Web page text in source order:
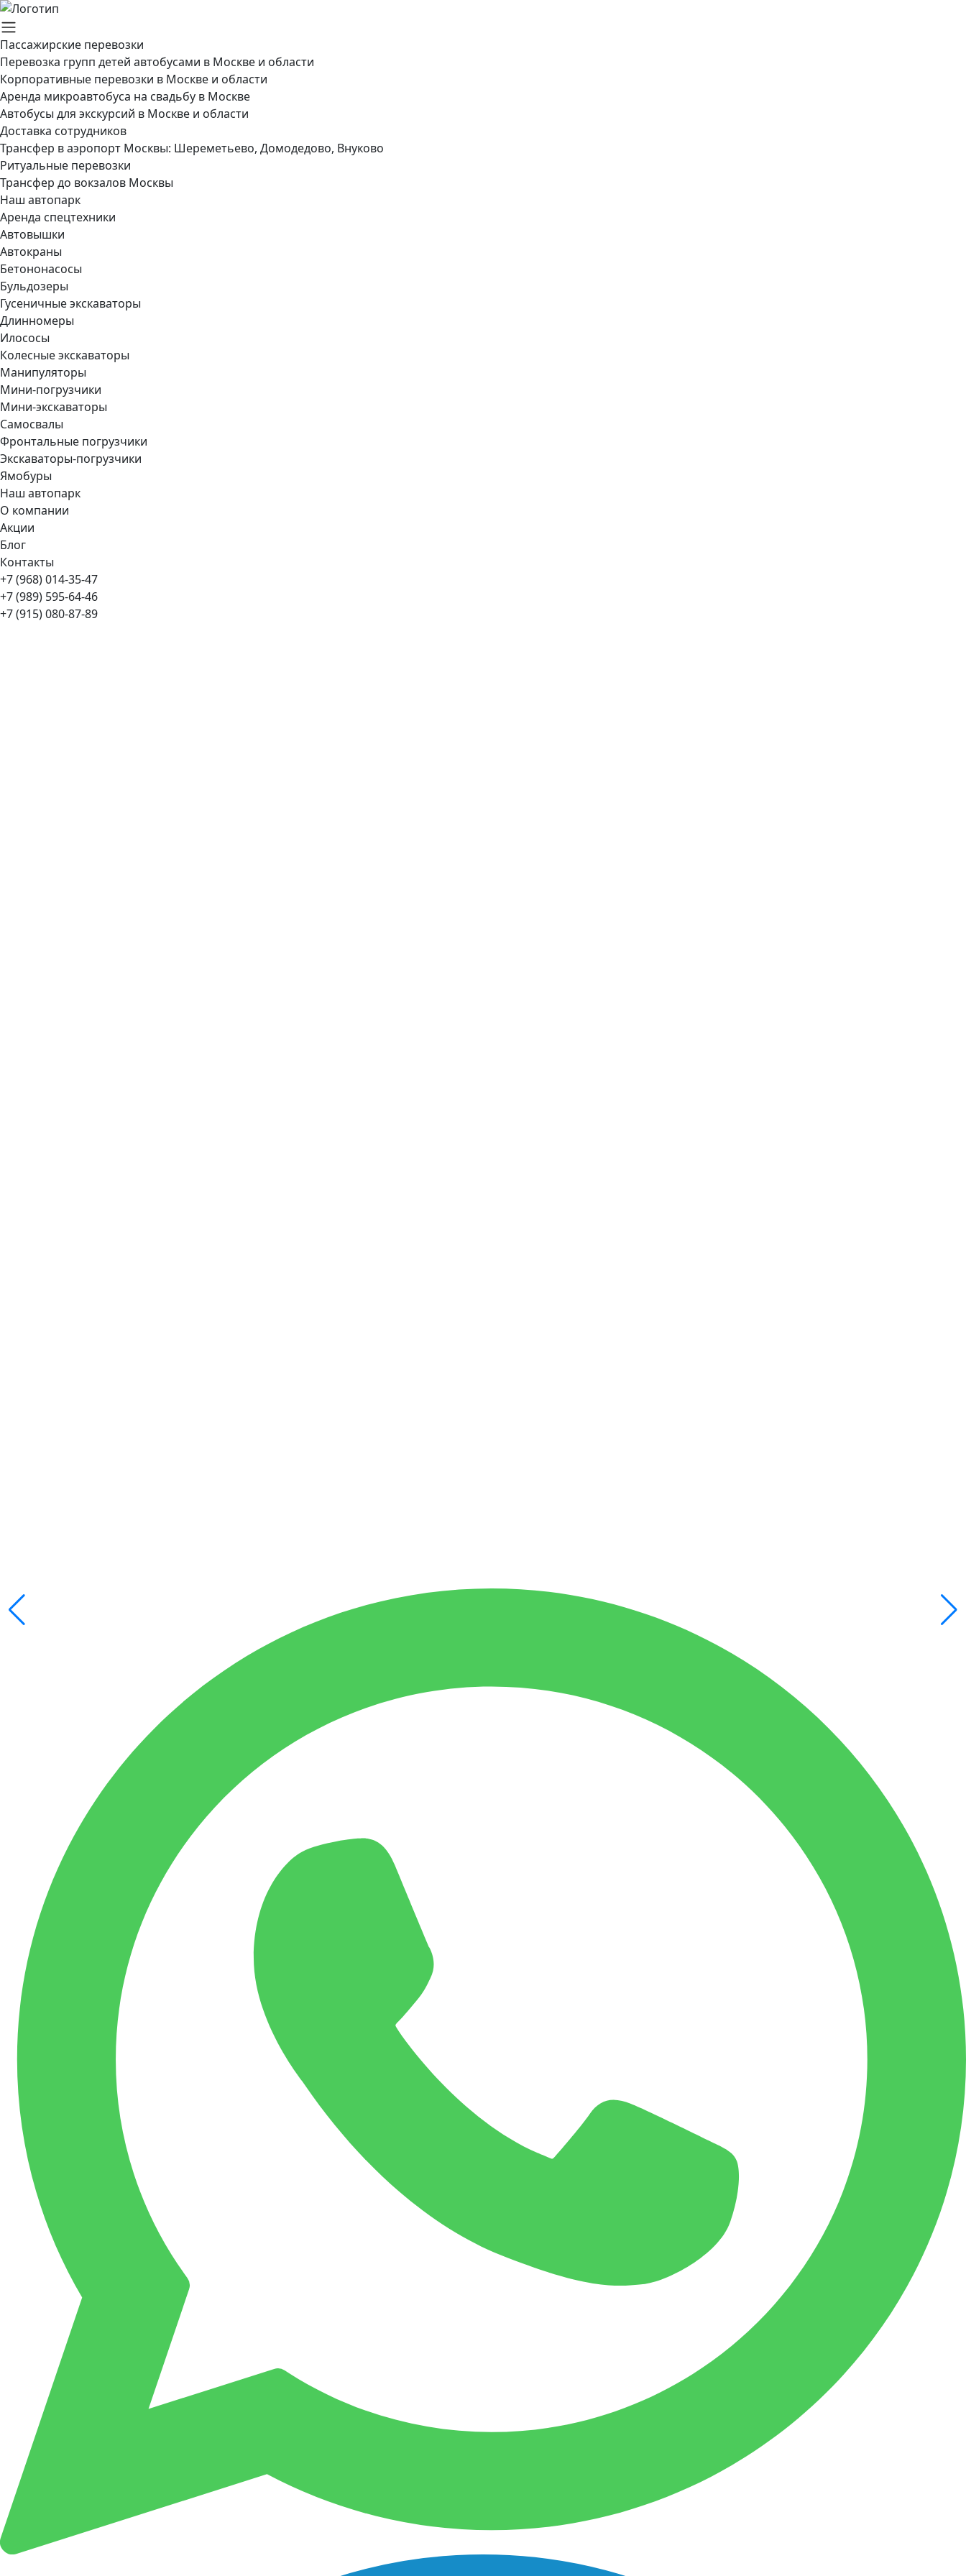
Пассажирские перевозки
Перевозка групп детей автобусами в Москве и области
Корпоративные перевозки в Москве и области
Аренда микроавтобуса на свадьбу в Москве
Автобусы для экскурсий в Москве и области
Доставка сотрудников
Трансфер в аэропорт Москвы: Шереметьево, Домодедово, Внуково
Ритуальные перевозки
Трансфер до вокзалов Москвы
Наш автопарк
Аренда спецтехники
Автовышки
Автокраны
Бетононасосы
Бульдозеры
Гусеничные экскаваторы
Длинномеры
Илососы
Колесные экскаваторы
Манипуляторы
Мини-погрузчики
Мини-экскаваторы
Самосвалы
Фронтальные погрузчики
Экскаваторы-погрузчики
Ямобуры
Наш автопарк
О компании
Акции
Блог
Контакты
+7 (968) 014-35-47
+7 (989) 595-64-46
+7 (915) 080-87-89